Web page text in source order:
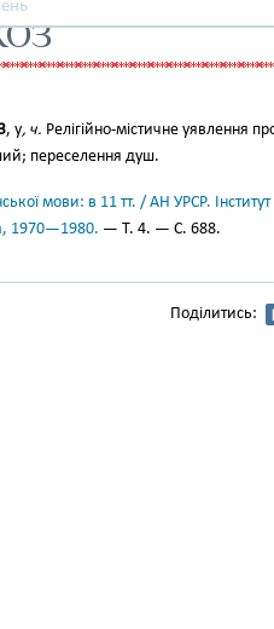
, у, ч. Релігійно-містичне уявлення
переселення душ.
мови: в 11 тт. / АН УРСР.
1970—1980. — Т. 4. — С. 688.
Поділитись: